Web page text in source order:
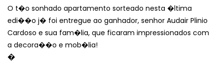
O t�o sonhado apartamento sorteado nesta �ltima
edi��o j� foi entregue ao ganhador, senhor Audair Plinio
Cardoso e sua fam�lia, que ficaram impressionados com
a decora��o e mob�lia!
�